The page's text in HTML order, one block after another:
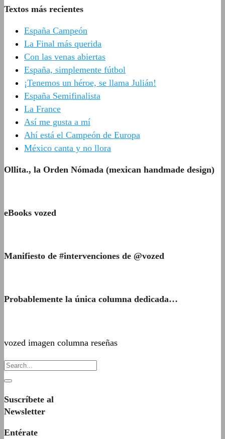
Textos más recientes
España Campeón
La Final más querida
Con las venas abiertas
España, simplemente fútbol
¡Tenemos un héroe, se llama Julián!
España Semifinalista
La France
Así me gusta a mí
Ahí está el Campeón de Europa
México canta y no llora
Ollita., la Orden Nómada (mexican handmade design)
eBooks vozed
Manifiesto de #intervenciones de @vozed
Probablemente la única columna dedicada…
vozed imagen columna reseñas
Suscríbete al
Newsletter
Entérate